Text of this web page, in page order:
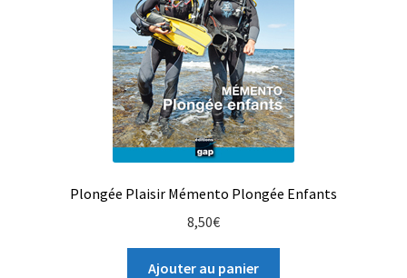
Plongée Plaisir Mémento Plongée Enfants
8,50€
Ajouter au panier